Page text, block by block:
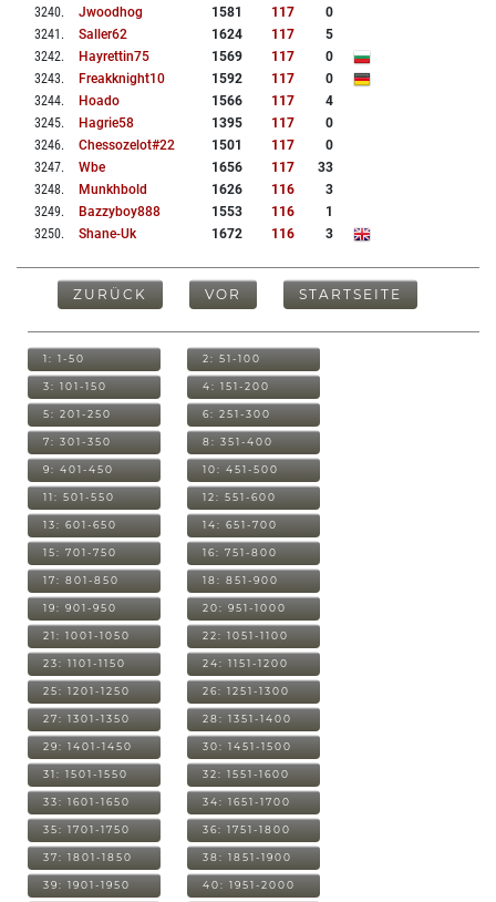
3240. Jwoodhog 1581 117
0
3241 . Saller62 1624 117
5
3242. Hayrettin75 1569 117
0
3243. Freakknight10 1592 117
0
3244. Hoado 1566 117
4
3245. Hagrie58 1395 117
0
3246. Chessozelot#22 1501 117
0
3247. Wbe 1656 117
33
3248. Munkhbold 1626 116
3
3249. Bazzyboy888 1553 116
1
3250. Shane-Uk 1672 116 3
ZURÜCK VOR STARTSEITE
1: 1-50 2: 51-100
3: 101-150 4: 151-200
5: 201-250 6: 251-300
7: 301-350 8: 351-400
9: 401-450 10: 451-500
11: 501-550 12: 551-600
13: 601-650 14: 651-700
15: 701-750 16: 751-800
17: 801-850 18: 851-900
19: 901-950 20: 951-1000
21: 1001-1050 22: 1051-1100
23: 1101-1150 24: 1151-1200
25: 1201-1250 26: 1251-1300
27: 1301-1350 28: 1351-1400
29: 1401-1450 30: 1451-1500
31: 1501-1550 32: 1551-1600
33: 1601-1650 34: 1651-1700
35: 1701-1750 36: 1751-1800
37: 1801-1850 38: 1851-1900
39: 1901-1950 40: 1951-2000